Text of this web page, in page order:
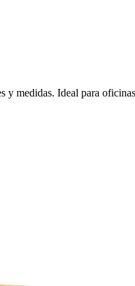
medidas. Ideal para